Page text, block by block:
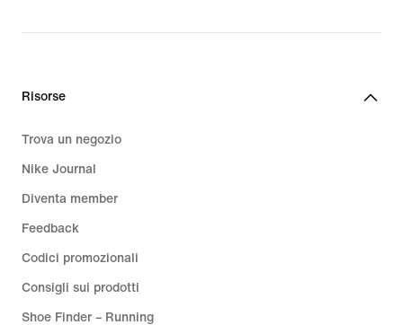
price
Risorse
Trova un negozio
Nike Journal
Diventa member
Feedback
Codici promozionali
Consigli sui prodotti
Shoe Finder – Running